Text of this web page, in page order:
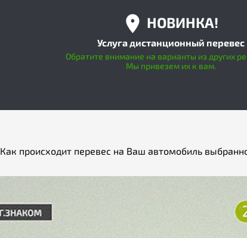
НОВИНКА!
Услуга дистанционный перевес
Обратите внимание на варианты из других
Мы привезем их к вам.
Как происходит перевес на Ваш автомобиль